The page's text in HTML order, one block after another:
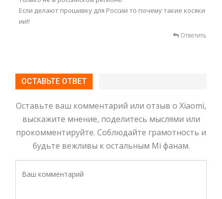
Если делают прошивку для России то почему такие косяки
ии!!
Ответить
ОСТАВЬТЕ ОТВЕТ
Оставьте ваш комментарий или отзыв о Xiaomi,
выскажите мнение, поделитесь мыслями или
прокомментируйте. Соблюдайте грамотность и
будьте вежливы к остальным Mi фанам.